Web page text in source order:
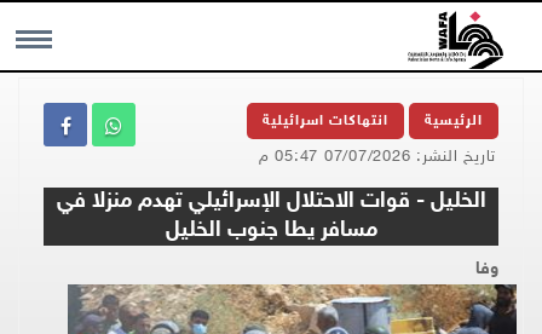
MENU الرئيسية انتهاكات اسرائيلية
تاريخ النشر: 07/07/2026 05:47 م
الخليل - قوات الاحتلال الإسرائيلي تهدم منزلا في
مسافر يطا جنوب الخليل
وفا